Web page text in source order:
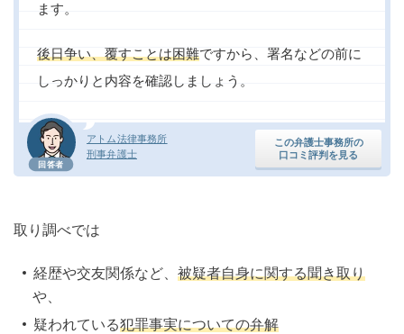
回答者
アトム法律事務所
刑事弁護士
この弁護士事務所の
口コミ評判を見る
ます。
後日争い、覆すことは困難ですから、署名などの前に
しっかりと内容を確認しましょう。
取り調べでは
経歴や交友関係など、 被疑者自身に関する聞き取り
や、
疑われている犯罪事実についての弁解